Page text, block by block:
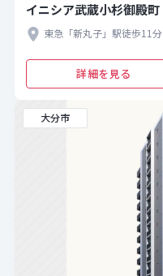
イニシア武蔵小杉御殿町
東急「新丸子」駅徒歩11分
詳細を見る
大分市